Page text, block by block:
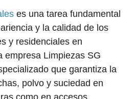
es una tarea fundamental
y la calidad de los
y residenciales en
empresa Limpiezas SG
que garantiza la
polvo y suciedad en
como en accesos